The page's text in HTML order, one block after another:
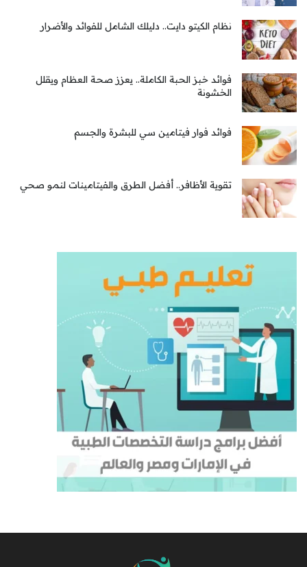
نظام الكيتو دايت.. دليلك الشامل للفوائد والأضرار
فوائد خبز الحبة الكاملة.. يعزز صحة العظام ويقلل
الخشونة
فوائد فوار فيتامين سي للبشرة والجسم
تقوية الأظافر.. أفضل الطرق والفيتامينات لنمو صحي